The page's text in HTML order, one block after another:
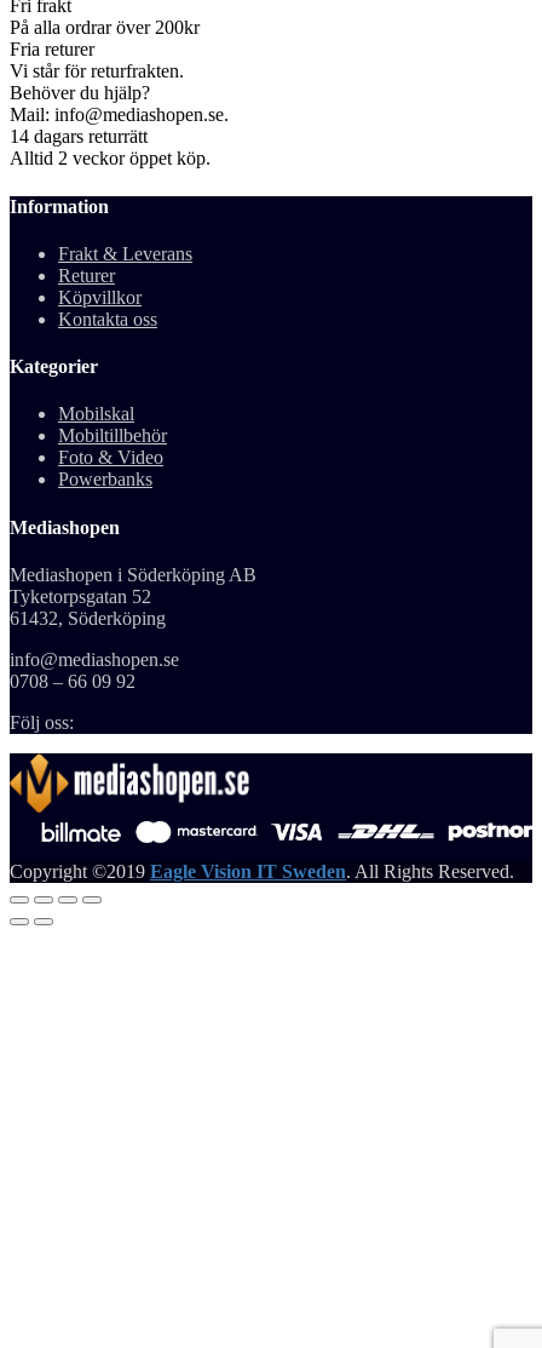
Fri frakt
På alla ordrar över 200kr
Fria returer
Vi står för returfrakten.
Behöver du hjälp?
Mail: info@mediashopen.se.
14 dagars returrätt
Alltid 2 veckor öppet köp.
Information
Frakt & Leverans
Returer
Köpvillkor
Kontakta oss
Kategorier
Mobilskal
Mobiltillbehör
Foto & Video
Powerbanks
Mediashopen
Mediashopen i Söderköping AB
Tyketorpsgatan 52
61432, Söderköping
info@mediashopen.se
0708 – 66 09 92
Följ oss:
Copyright ©2019 Eagle Vision IT Sweden. All Rights Reserved.